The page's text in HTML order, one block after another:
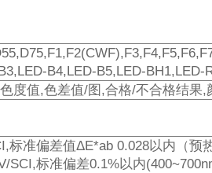
B4,LED-B5,LED-
度值,色差值/图,合格/不合格结果,
标准偏差值ΔE*ab 0.028以内（预
SCI,标准偏差0.1%以内